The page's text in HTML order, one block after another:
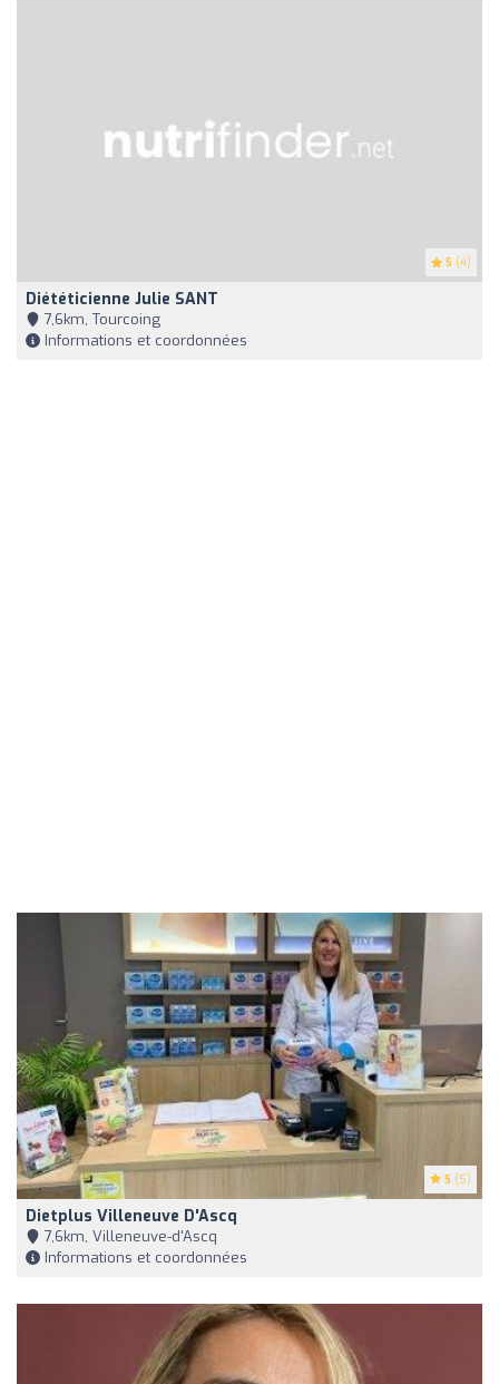
5 (4)
Diététicienne Julie SANT
7,6km, Tourcoing
Informations et coordonnées
5 (5)
Dietplus Villeneuve D'Ascq
7,6km, Villeneuve-d'Ascq
Informations et coordonnées